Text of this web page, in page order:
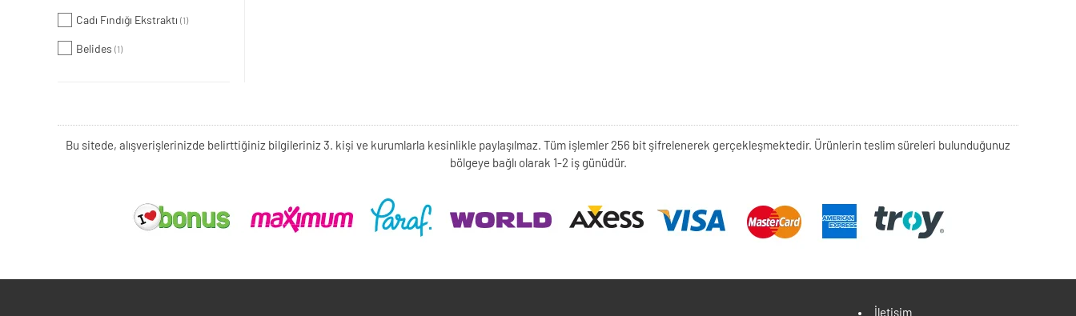
Cadı Fındığı Ekstraktı (1)
Belides (1)
Bu sitede, alışverişlerinizde belirttiğiniz bilgileriniz 3. kişi ve kurumlarla kesinlikle paylaşılmaz. Tüm işlemler 256 bit şifrelenerek gerçekleşmektedir. Ürünlerin teslim süreleri bulunduğunuz
bölgeye bağlı olarak 1-2 iş günüdür.
İletişim